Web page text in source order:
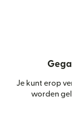
Je kunt erop
worden